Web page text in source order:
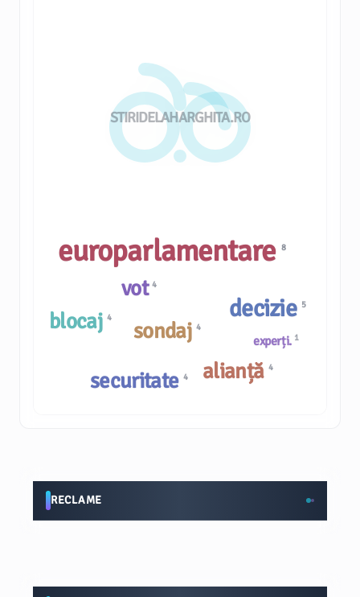
STIRIDELAHARGHITA.RO
vot4
experți. 1
sondaj4
europarlamentare8
blocaj4
alianță 4
securitate 4
decizie 5
RECLAME